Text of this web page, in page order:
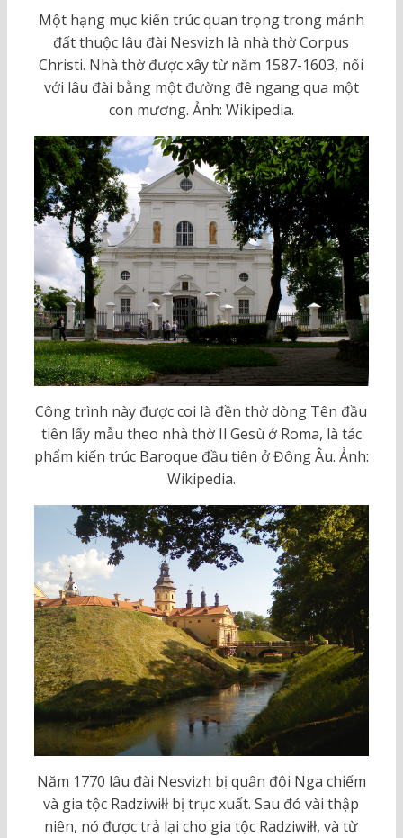
Một hạng mục kiến trúc quan trọng trong mảnh
đất thuộc lâu đài Nesvizh là nhà thờ Corpus
Christi. Nhà thờ được xây từ năm 1587-1603, nối
với lâu đài bằng một đường đê ngang qua một
con mương. Ảnh: Wikipedia.
Công trình này được coi là đền thờ dòng Tên đầu
tiên lấy mẫu theo nhà thờ Il Gesù ở Roma, là tác
phẩm kiến trúc Baroque đầu tiên ở Đông Âu. Ảnh:
Wikipedia.
Năm 1770 lâu đài Nesvizh bị quân đội Nga chiếm
và gia tộc Radziwiłł bị trục xuất. Sau đó vài thập
niên, nó được trả lại cho gia tộc Radziwiłł, và từ